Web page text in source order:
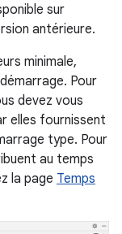
sur
antérieure.
minimale,
Pour
devez vous
elles fournissent
type. Pour
au temps
la page Temps